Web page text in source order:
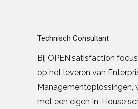
Technisch Consultant
Bij OPEN.satisfaction
op het leveren van
Managementoplossingen,
met een eigen In-House